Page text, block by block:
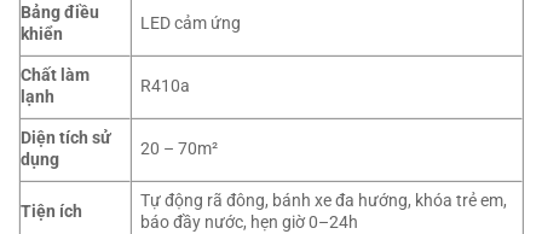
Bảng điều
khiển
LED cảm ứng
Chất làm
lạnh
R410a
Diện tích sử
dụng
20 – 70m²
Tiện ích
Tự động rã đông, bánh xe đa hướng, khóa trẻ em,
báo đầy nước, hẹn giờ 0–24h